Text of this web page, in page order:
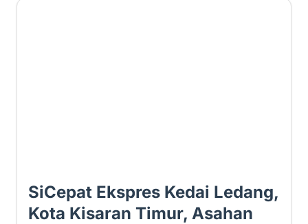
SiCepat Ekspres Kedai Ledang,
Kota Kisaran Timur, Asahan